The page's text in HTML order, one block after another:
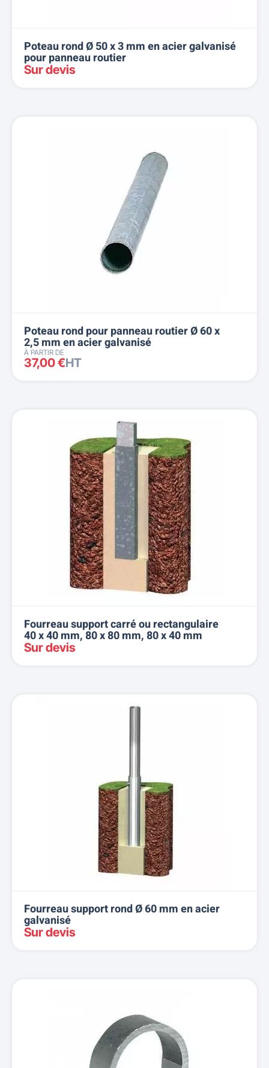
Poteau rond Ø 50 x 3 mm en acier galvanisé
pour panneau routier
Sur devis
Poteau rond pour panneau routier Ø 60 x
2,5 mm en acier galvanisé
À PARTIR DE
37,00 €HT
Fourreau support carré ou rectangulaire
40 x 40 mm, 80 x 80 mm, 80 x 40 mm
Sur devis
Fourreau support rond Ø 60 mm en acier
galvanisé
Sur devis